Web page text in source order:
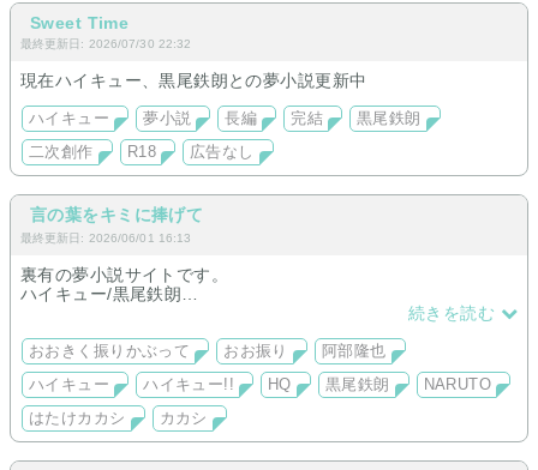
Sweet Time
最終更新日: 2026/07/30 22:32
現在ハイキュー、黒尾鉄朗との夢小説更新中
ハイキュー 夢小説 長編 完結
黒尾鉄朗
二次創作
R18 広告なし
言の葉をキミに捧げて
最終更新日: 2026/06/01 16:13
裏有の夢小説サイトです。
ハイキュー/黒尾鉄朗
おお振り/阿部隆也(途中から原作に沿わせたので低速更新)
NARUTO/はたけカカシ
続きを読む
おおきく振りかぶって おお振り
阿部隆也
ハイキュー
ハイキュー!! HQ 黒尾鉄朗
NARUTO
はたけカカシ
カカシ